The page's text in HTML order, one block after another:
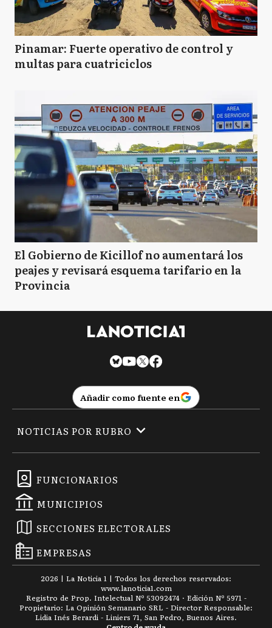
Pinamar: Fuerte operativo de control y
multas para cuatriciclos
El Gobierno de Kicillof no aumentará los
peajes y revisará esquema tarifario en la
Provincia
Añadir como fuente en
FUNCIONARIOS
MUNICIPIOS
SECCIONES ELECTORALES
EMPRESAS
NOTICIAS POR RUBRO
2026 | La Noticia 1 | Todos los derechos reservados:
www.lanoticia1.com
Registro de Prop. Intelectual Nº 53092474 · Edición Nº 5971 -
Propietario: La Opinión Semanario SRL - Director Responsable:
Lidia Inés Berardi - Liniers 71, San Pedro, Buenos Aires.